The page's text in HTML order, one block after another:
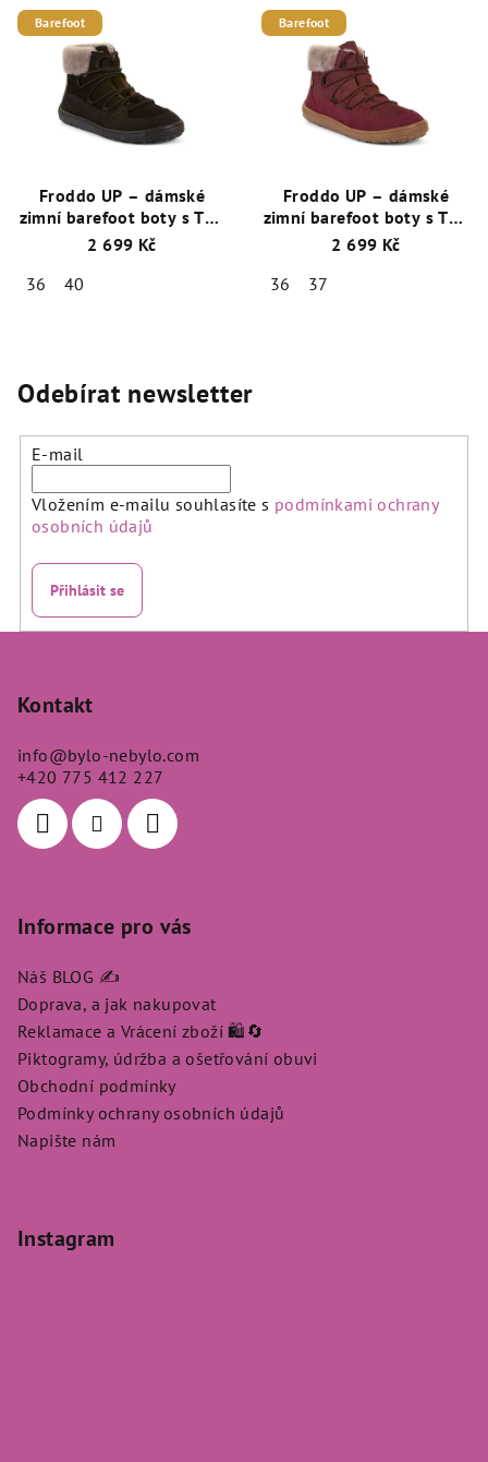
Barefoot
Froddo UP – dámské
zimní barefoot boty s TEX
membránou a ovčím
2 699 Kč
36
40
Barefoot
Froddo UP – dámské
zimní barefoot boty s TEX
membránou a ovčím
2 699 Kč
36
37
Odebírat newsletter
E-mail
Vložením e-mailu souhlasíte s podmínkami ochrany
osobních údajů
Přihlásit se
Kontakt
info@bylo-nebylo.com
+420 775 412 227
Informace pro vás
Náš BLOG ✍️
Doprava, a jak nakupovat
Reklamace a Vrácení zboží 🛍️🔄
Piktogramy, údržba a ošetřování obuvi
Obchodní podmínky
Podmínky ochrany osobních údajů
Napište nám
Instagram